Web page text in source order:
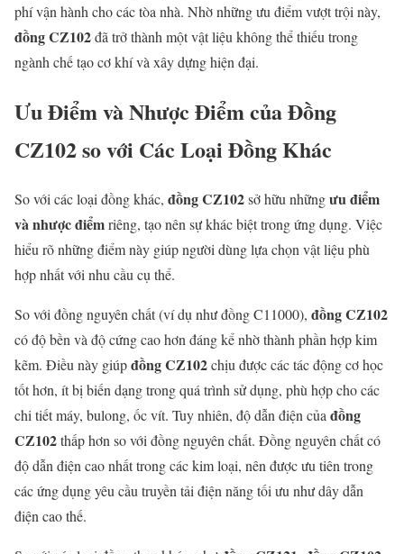
phí vận hành cho các tòa nhà. Nhờ những ưu điểm vượt trội này,
đồng CZ102đã trở thành một vật liệu không thể thiếu trong
ngành chế tạo cơ khí và xây dựng hiện đại.
Ưu Điểm và Nhược Điểm củaĐồng
CZ102so với Các Loại Đồng Khác
So với các loại đồng khác, đồng CZ102sở hữu nhữngưu điểm
và nhược điểmriêng, tạo nên sự khác biệt trong ứng dụng. Việc
hiểu rõ những điểm này giúp người dùng lựa chọn vật liệu phù
hợp nhất với nhu cầu cụ thể.
So với đồng nguyên chất (ví dụ như đồng C11000), đồng CZ102
có độ bền và độ cứng cao hơn đáng kể nhờ thành phần hợp kim
kẽm. Điều này giúpđồng CZ102chịu được các tác động cơ học
tốt hơn, ít bị biến dạng trong quá trình sử dụng, phù hợp cho các
chi tiết máy, bulong, ốc vít. Tuy nhiên, độ dẫn điện của đồng
CZ102thấp hơn so với đồng nguyên chất. Đồng nguyên chất có
độ dẫn điện cao nhất trong các kim loại, nên được ưu tiên trong
các ứng dụng yêu cầu truyền tải điện năng tối ưu như dây dẫn
điện cao thế.